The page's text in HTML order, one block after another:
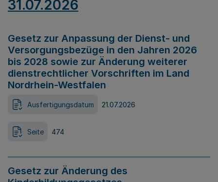
31.07.2026
Gesetz zur Anpassung der Dienst- und
Versorgungsbezüge in den Jahren 2026
bis 2028 sowie zur Änderung weiterer
dienstrechtlicher Vorschriften im Land
Nordrhein-Westfalen
Ausfertigungsdatum 21.07.2026
Seite 474
Gesetz zur Änderung des